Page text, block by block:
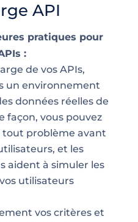
API
pratiques pour
:
de vos APIs,
un environnement
données réelles de
façon, vous pouvez
problème avant
et les
aident à simuler les
utilisateurs
vos critères et